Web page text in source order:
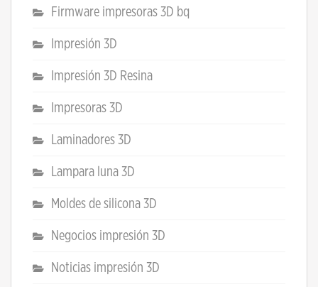
Firmware impresoras 3D bq
Impresión 3D
Impresión 3D Resina
Impresoras 3D
Laminadores 3D
Lampara luna 3D
Moldes de silicona 3D
Negocios impresión 3D
Noticias impresión 3D